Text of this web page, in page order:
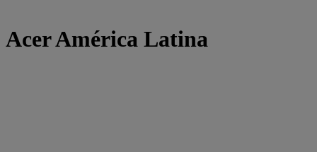
Acer América Latina